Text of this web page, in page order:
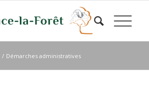
/ Démarches administratives